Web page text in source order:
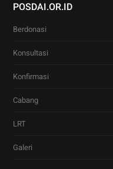
POSDAI.OR.ID
Berdonasi
Konsultasi
Konfirmasi
Cabang
LRT
Galeri